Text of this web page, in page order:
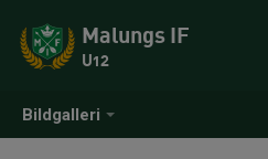
Bildgalleri
Malungs IF
U12